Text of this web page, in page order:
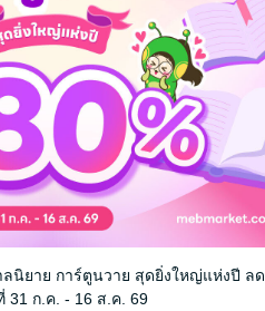
หน้าที่ 1
ลนิยาย การ์ตูนวาย สุดยิ่งใหญ่แห่งปี ลด
31 ก.ค. - 16 ส.ค. 69